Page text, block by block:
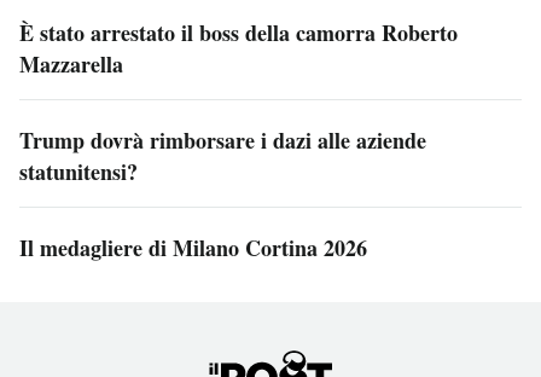
È stato arrestato il boss della camorra Roberto
Mazzarella
Trump dovrà rimborsare i dazi alle aziende
statunitensi?
Il medagliere di Milano Cortina 2026